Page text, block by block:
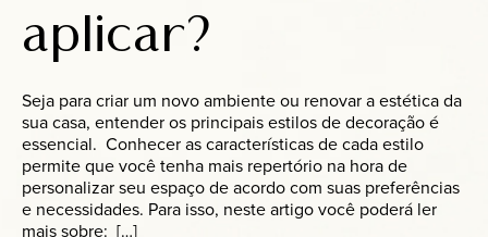
Sobre nós
Anuncie
Contato
aplicar?
Seja para criar um novo ambiente ou renovar a estética da
sua casa, entender os principais estilos de decoração é
essencial. Conhecer as características de cada estilo
permite que você tenha mais repertório na hora de
personalizar seu espaço de acordo com suas preferências
e necessidades. Para isso, neste artigo você poderá ler
mais sobre: […]